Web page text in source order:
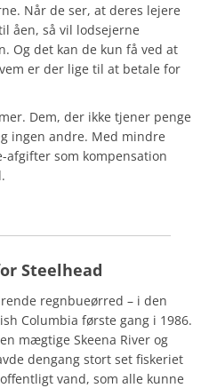
Når de ser, at deres lejere
åen, så vil lodsejerne
Og det kan de kun få ved at
er der lige til at betale for
Dem, der ikke tjener penge
ingen andre. Med mindre
som kompensation
Steelhead
regnbueørred – i den
Columbia første gang i 1986.
mægtige Skeena River og
dengang stort set fiskeriet
vand, som alle kunne